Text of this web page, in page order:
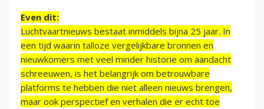
Even dit:
Luchtvaartnieuws bestaat inmiddels bijna 25 jaar. In
een tijd waarin talloze vergelijkbare bronnen en
nieuwkomers met veel minder historie om aandacht
schreeuwen, is het belangrijk om betrouwbare
platforms te hebben die niet alleen nieuws brengen,
maar ook perspectief en verhalen die er echt toe